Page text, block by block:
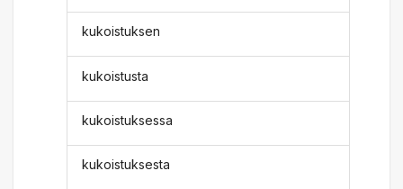
kukoistuksen
kukoistusta
kukoistuksessa
kukoistuksesta